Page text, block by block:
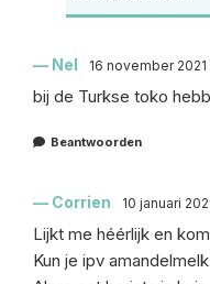
Nel 16 november
bij de Turkse toko
Beantwoorden
Corrien 10 januari
Lijkt me héérlijk en
Kun je ipv